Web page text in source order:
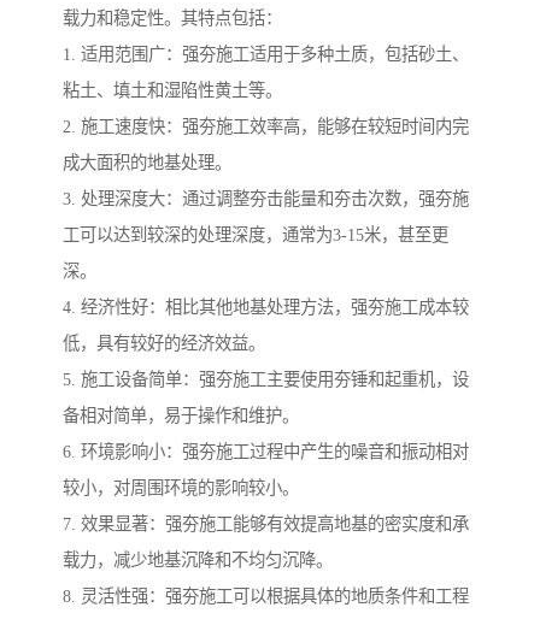
载力和稳定性。其特点包括：
1. 适用范围广：强夯施工适用于多种土质，包括砂土、
粘土、填土和湿陷性黄土等。
2. 施工速度快：强夯施工效率高，能够在较短时间内完
成大面积的地基处理。
3. 处理深度大：通过调整夯击能量和夯击次数，强夯施
工可以达到较深的处理深度，通常为3-15米，甚至更
深。
4. 经济性好：相比其他地基处理方法，强夯施工成本较
低，具有较好的经济效益。
5. 施工设备简单：强夯施工主要使用夯锤和起重机，设
备相对简单，易于操作和维护。
6. 环境影响小：强夯施工过程中产生的噪音和振动相对
较小，对周围环境的影响较小。
7. 效果显著：强夯施工能够有效提高地基的密实度和承
载力，减少地基沉降和不均匀沉降。
8. 灵活性强：强夯施工可以根据具体的地质条件和工程